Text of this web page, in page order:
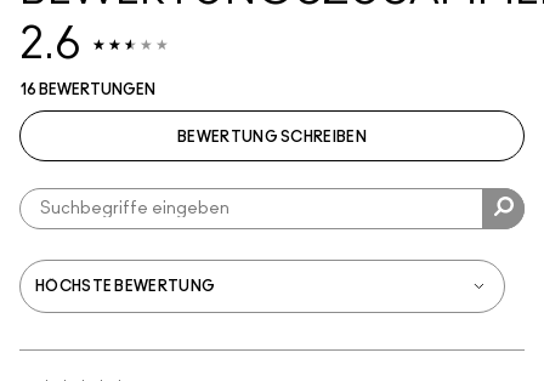
2.6
16 BEWERTUNGEN
BEWERTUNG SCHREIBEN